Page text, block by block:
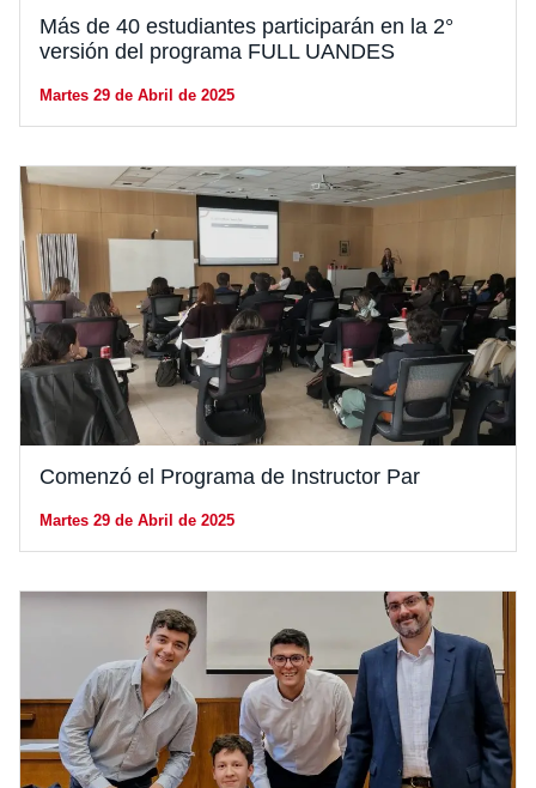
Más de 40 estudiantes participarán en la 2°
versión del programa FULL UANDES
Martes 29 de Abril de 2025
Comenzó el Programa de Instructor Par
Martes 29 de Abril de 2025